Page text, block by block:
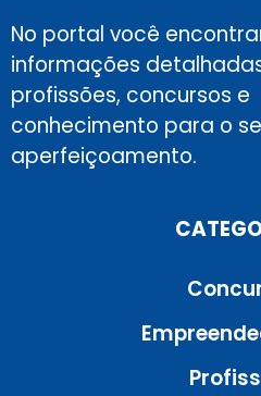
No portal você
informações
profissões, concursos e
conhecimento para o
aperfeiçoamento.